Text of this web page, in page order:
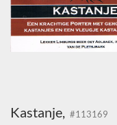
Kastanje, #113169